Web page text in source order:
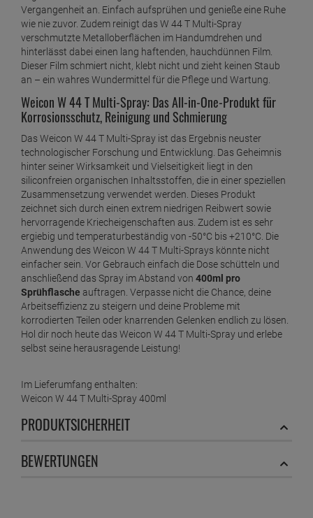
Vergangenheit an. Einfach aufsprühen und genieße eine Ruhe
wie nie zuvor. Zudem reinigt das W 44 T Multi-Spray
verschmutzte Metalloberflächen im Handumdrehen und
hinterlässt dabei einen lang haftenden, hauchdünnen Film.
Dieser Film schmiert nicht, klebt nicht und zieht keinen Staub
an – ein wahres Wundermittel für die Pflege und Wartung.
Weicon W 44 T Multi-Spray: Das All-in-One-Produkt für
Korrosionsschutz, Reinigung und Schmierung
Das Weicon W 44 T Multi-Spray ist das Ergebnis neuster
technologischer Forschung und Entwicklung. Das Geheimnis
hinter seiner Wirksamkeit und Vielseitigkeit liegt in den
siliconfreien organischen Inhaltsstoffen, die in einer speziellen
Zusammensetzung verwendet werden. Dieses Produkt
zeichnet sich durch einen extrem niedrigen Reibwert sowie
hervorragende Kriecheigenschaften aus. Zudem ist es sehr
ergiebig und temperaturbeständig von -50°C bis +210°C. Die
Anwendung des Weicon W 44 T Multi-Sprays könnte nicht
einfacher sein. Vor Gebrauch einfach die Dose schütteln und
anschließend das Spray im Abstand von 400ml pro
Sprühflasche auftragen. Verpasse nicht die Chance, deine
Arbeitseffizienz zu steigern und deine Probleme mit
korrodierten Teilen oder knarrenden Gelenken endlich zu lösen.
Hol dir noch heute das Weicon W 44 T Multi-Spray und erlebe
selbst seine herausragende Leistung!
Im Lieferumfang enthalten:
Weicon W 44 T Multi-Spray 400ml
PRODUKTSICHERHEIT
BEWERTUNGEN